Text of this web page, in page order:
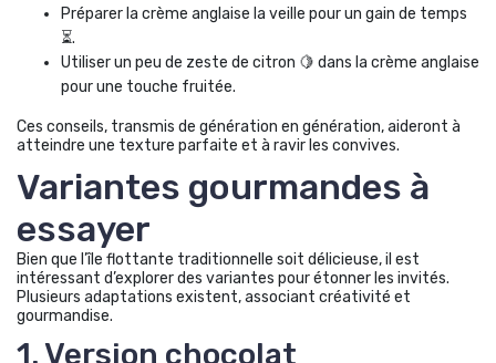
Préparer la crème anglaise la veille pour un gain de temps
⏳.
Utiliser un peu de zeste de citron 🍋 dans la crème anglaise
pour une touche fruitée.
Ces conseils, transmis de génération en génération, aideront à
atteindre une texture parfaite et à ravir les convives.
Variantes gourmandes à
essayer
Bien que l’île flottante traditionnelle soit délicieuse, il est
intéressant d’explorer des variantes pour étonner les invités.
Plusieurs adaptations existent, associant créativité et
gourmandise.
1. Version chocolat